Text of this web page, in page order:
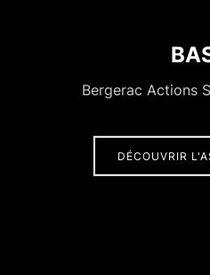
Bergerac Actions
DÉCOUVRIR